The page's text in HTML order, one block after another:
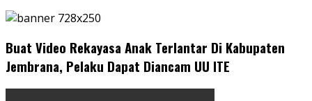
Buat Video Rekayasa Anak Terlantar Di Kabupaten
Jembrana, Pelaku Dapat Diancam UU ITE